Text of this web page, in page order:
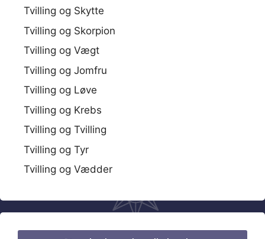
Tvilling og Skytte
Tvilling og Skorpion
Tvilling og Vægt
Tvilling og Jomfru
Tvilling og Løve
Tvilling og Krebs
Tvilling og Tvilling
Tvilling og Tyr
Tvilling og Vædder